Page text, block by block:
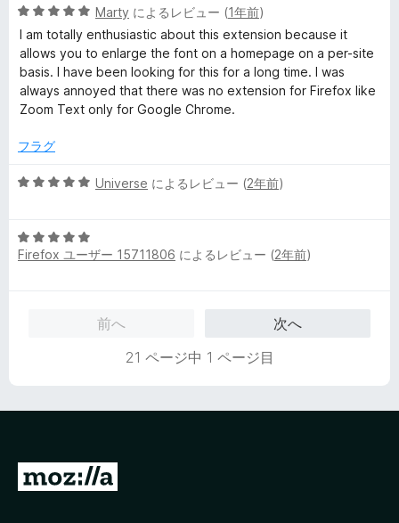
の
評
価
5
段
階
中
5
の
価
Marty によるレビュー (1年前)
I am totally enthusiastic about this extension because it
allows you to enlarge the font on a homepage on a per-site
basis. I have been looking for this for a long time. I was
always annoyed that there was no extension for Firefox like
Zoom Text only for Google Chrome.
フラグ
5
中
5
Universe によるレビュー (2年前)
5
段
Firefox ユーザー 15711806 によるレビュー (2年前)
前へ
次へ
21 ページ中 1 ページ目
M